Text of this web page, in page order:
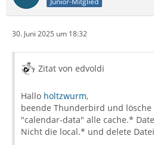
30. Juni 2025 um 18:32
Zitat von edvoldi
Hallo holtzwurm,
beende Thunderbird und
"calendar-data" alle cache.*
Nicht die local.* und delete